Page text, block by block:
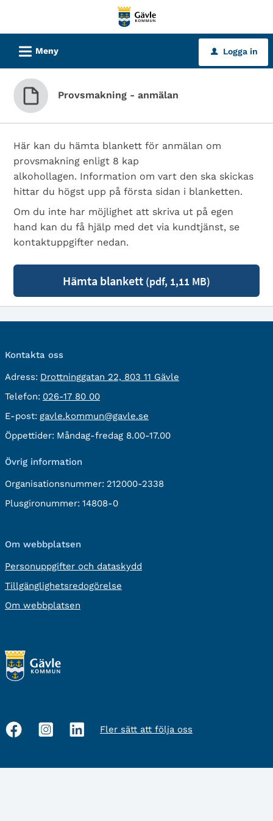
tjänster
Gävle
kommun
L Meny u Logga in
Provsmakning - anmälan
Här kan du hämta blankett för anmälan om
provsmakning enligt 8 kap
alkohollagen. Information om vart den ska skickas
hittar du högst upp på första sidan i blanketten.
Om du inte har möjlighet att skriva ut på egen
hand kan du få hjälp med det via kundtjänst, se
kontaktuppgifter nedan.
Hämta blankett (pdf, 1,11 MB)
Kontakta oss
Adress: besöksadress:
Drottninggatan 22, 803 11 Gävle
Telefon: Telefon:
026-17 80 00
E-post: E-
post:
gavle.kommun@gavle.se
Öppettider: Måndag-fredag 8.00-17.00
Övrig information
Organisationsnummer: 212000-2338
Plusgironummer: 14808-0
Om webbplatsen
Personuppgifter och dataskydd
Tillgänglighetsredogörelse
Om webbplatsen
Sociala
Fler sätt att följa oss